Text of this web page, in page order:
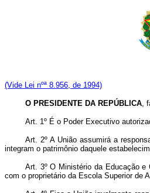
(Vide Lei nºª 8.956, de 1994)
O PRESIDENTE DA REPÚBLICA,
Art. 1º É o Poder Executivo
Art. 2º A União assumirá a
integram o patrimônio daquele
Art. 3º O Ministério da Educação e
com o proprietário da Escola Superior de